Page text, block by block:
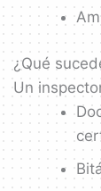
¿Qué
Un